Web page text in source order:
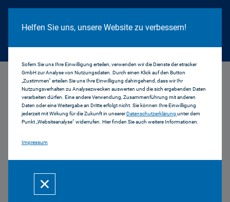
Cookie Hinweis
Helfen Sie uns, unsere Website zu verbessern!
Sofern Sie uns Ihre Einwilligung erteilen, verwenden wir die Dienste der etracker
GmbH zur Analyse von Nutzungsdaten. Durch einen Klick auf den Button
„Zustimmen“ erteilen Sie uns Ihre Einwilligung dahingehend, dass wir Ihr
Nutzungsverhalten zu Analysezwecken auswerten und die sich ergebenden Daten
verarbeiten dürfen. Eine andere Verwendung, Zusammenführung mit anderen
Daten oder eine Weitergabe an Dritte erfolgt nicht. Sie können Ihre Einwilligung
jederzeit mit Wirkung für die Zukunft in unsererDatenschutzerklärung unter dem
Punkt „Websiteanalyse“ widerrufen. Hier finden Sie auch weitere Informationen.
Impressum
GAP/Weilheim
Reichweiten am
Standort Garmisch-
Partenkirchen/Weilheim